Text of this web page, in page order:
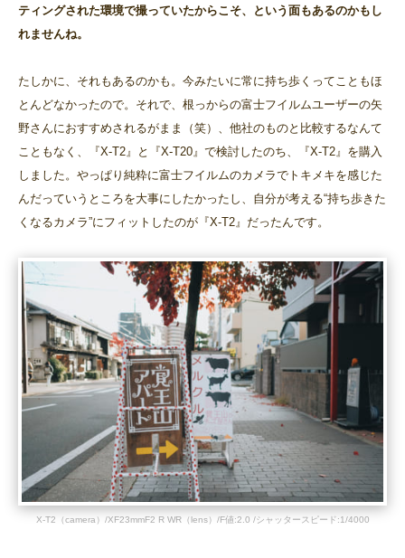
ティングされた環境で撮っていたからこそ、という面もあるのかもし
れませんね。
たしかに、それもあるのかも。今みたいに常に持ち歩くってこともほ
とんどなかったので。それで、根っからの富士フイルムユーザーの矢
野さんにおすすめされるがまま（笑）、他社のものと比較するなんて
こともなく、『X-T2』と『X-T20』で検討したのち、『X-T2』を購入
しました。やっぱり純粋に富士フイルムのカメラでトキメキを感じた
んだっていうところを大事にしたかったし、自分が考える“持ち歩きた
くなるカメラ”にフィットしたのが『X-T2』だったんです。
X-T2（camera）/XF23mmF2 R WR（lens）/F値:2.0 /シャッタースピード:1/4000